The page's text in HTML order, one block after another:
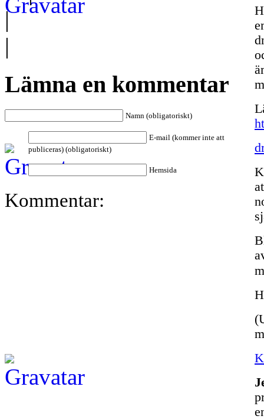
|
|
Lämna en kommentar
Namn (obligatoriskt)
E-mail (kommer inte att
publiceras) (obligatoriskt)
Hemsida
Kommentar: